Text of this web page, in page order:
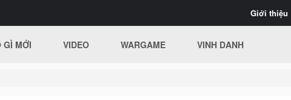
Giới thiệu
GÌ MỚI VIDEO WARGAME VINH DANH